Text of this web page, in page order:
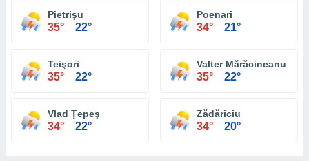
Pietrişu
35° 22°
Poenari
34° 21°
Teişori
35° 22°
Valter Mărăcineanu
35° 22°
Vlad Ţepeş
34° 22°
Zădăriciu
34° 20°